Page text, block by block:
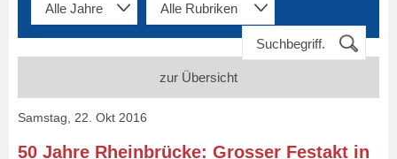
zur Übersicht
Samstag, 22. Okt 2016
50 Jahre Rheinbrücke: Grosser Festakt in